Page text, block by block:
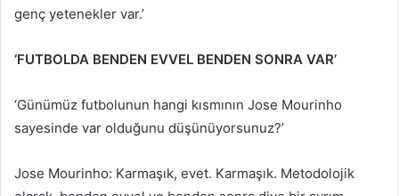
genç yetenekler var.’
‘FUTBOLDA BENDEN EVVEL BENDEN SONRA VAR’
‘Günümüz futbolunun hangi kısmının Jose Mourinho
sayesinde var olduğunu düşünüyorsunuz?’
Jose Mourinho: Karmaşık, evet. Karmaşık. Metodolojik